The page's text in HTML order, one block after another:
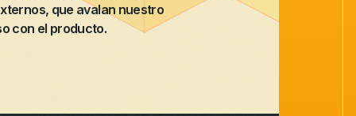
que avalan nuestro
con el producto.